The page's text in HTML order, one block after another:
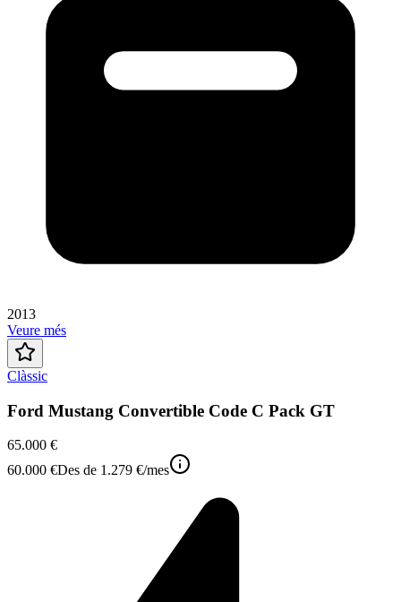
2013
Veure més
Clàssic
Ford Mustang Convertible Code C Pack GT
65.000 €
60.000 €Des de 1.279 €/mes